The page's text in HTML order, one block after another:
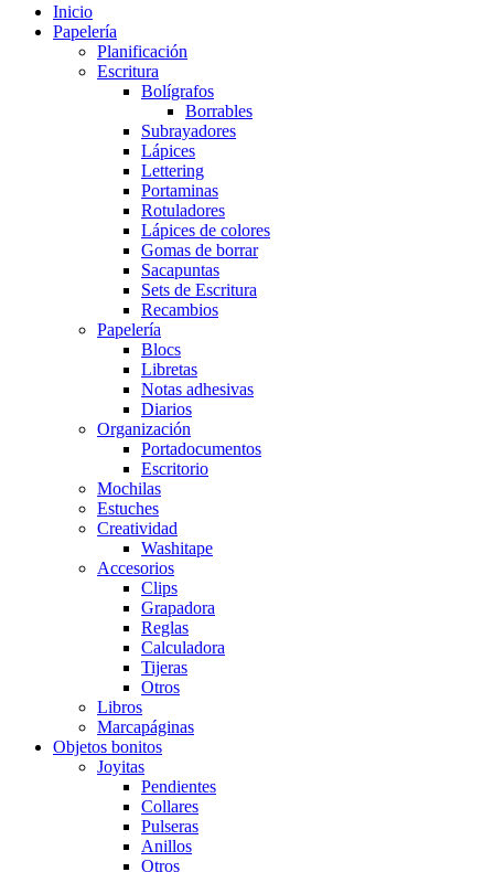
Inicio
Papelería
Planificación
Escritura
Bolígrafos
Borrables
Subrayadores
Lápices
Lettering
Portaminas
Rotuladores
Lápices de colores
Gomas de borrar
Sacapuntas
Sets de Escritura
Recambios
Papelería
Blocs
Libretas
Notas adhesivas
Diarios
Organización
Portadocumentos
Escritorio
Mochilas
Estuches
Creatividad
Washitape
Accesorios
Clips
Grapadora
Reglas
Calculadora
Tijeras
Otros
Libros
Marcapáginas
Objetos bonitos
Joyitas
Pendientes
Collares
Pulseras
Anillos
Otros